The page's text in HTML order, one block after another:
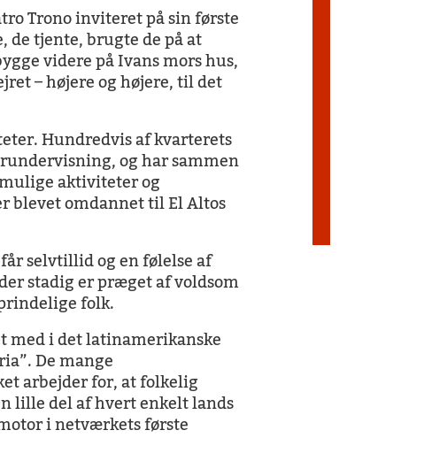
Trono inviteret på sin første
tjente, brugte de på at
videre på Ivans mors hus,
– højere og højere, til det
Hundredvis af kvarterets
og har sammen
aktiviteter og
blevet omdannet til El Altos
selvtillid og en følelse af
stadig er præget af voldsom
folk.
med i det latinamerikanske
De mange
arbejder for, at folkelig
lille del af hvert enkelt lands
i netværkets første